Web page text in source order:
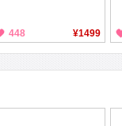
448 ¥1499